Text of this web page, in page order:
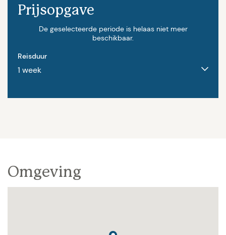
In juli en augustus is de prijs al op een bezetting
van 10 personen gebasserd.
Prijsopgave
De geselecteerde periode is helaas niet meer
beschikbaar.
Reisduur
Omgeving